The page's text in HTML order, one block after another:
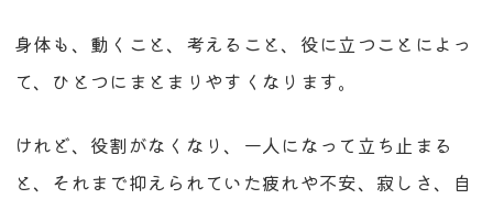
身体も、動くこと、考えること、役に立つことによっ
て、ひとつにまとまりやすくなります。
けれど、役割がなくなり、一人になって立ち止まる
と、それまで抑えられていた疲れや不安、寂しさ、自